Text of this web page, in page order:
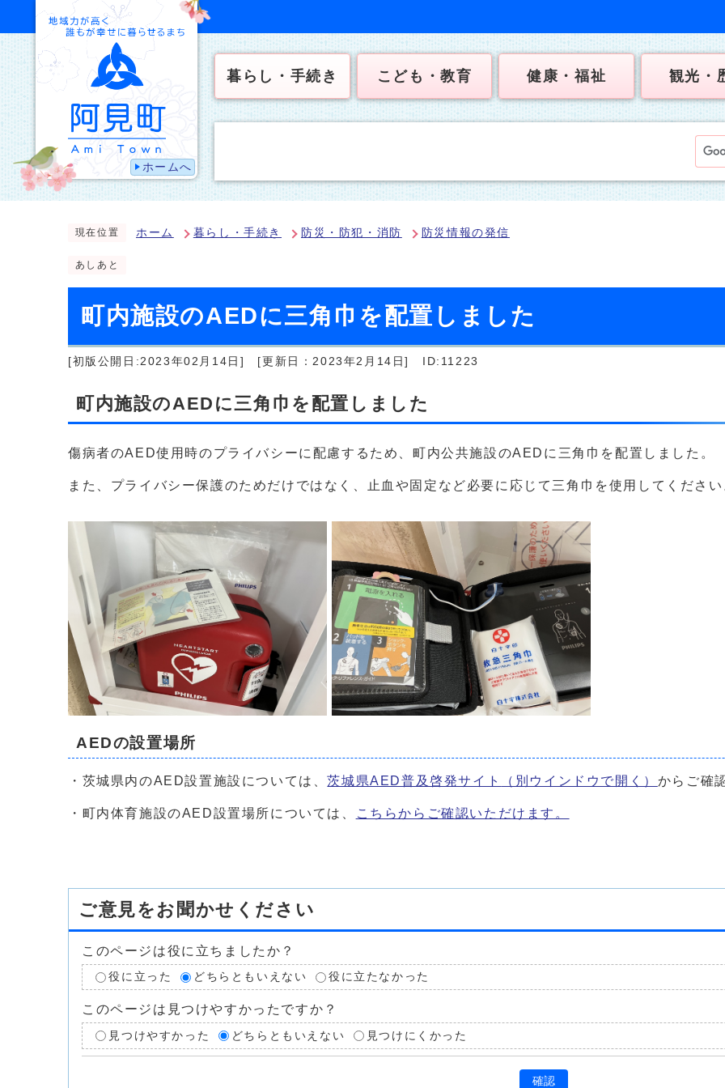
ホームへ
暮らし・手続き こども・教育 健康・福祉 観光・
現在位置 ホーム 暮らし・手続き 防災・防犯・消防 防災情報の発信
あしあと
町内施設のAEDに三角巾を配置しました
[初版公開日:2023年02月14日] [更新日：2023年2月14日] ID:11223
町内施設のAEDに三角巾を配置しました
傷病者のAED使用時のプライバシーに配慮するため、町内公共施設のAEDに三角巾を配置しました。
また、プライバシー保護のためだけではなく、止血や固定など必要に応じて三角巾を使用してくださ
AEDの設置場所
・茨城県内のAED設置施設については、茨城県AED普及啓発サイト （別ウインドウで開く） からご確
・町内体育施設のAED設置場所については、 こちらからご確認いただけます。
ご意見をお聞かせください
このページは役に立ちましたか？
役に立った どちらともいえない 役に立たなかった
このページは見つけやすかったですか？
見つけやすかった どちらともいえない 見つけにくかった
確認